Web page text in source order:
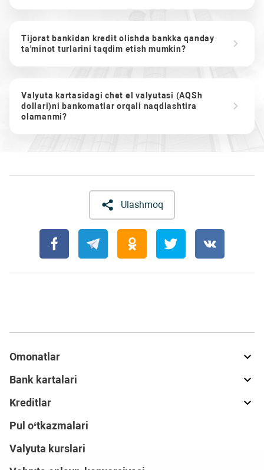
Tijorat bankidan kredit olishda bankka qanday
ta'minot turlarini taqdim etish mumkin?
Valyuta kartasidagi chet el valyutasi (AQSh
dollari)ni bankomatlar orqali naqdlashtira
olamanmi?
Ulashmoq
Omonatlar
Bank kartalari
Kreditlar
Pul o‘tkazmalari
Valyuta kurslari